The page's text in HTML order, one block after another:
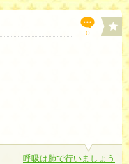
0
呼吸は肺で行いましょう